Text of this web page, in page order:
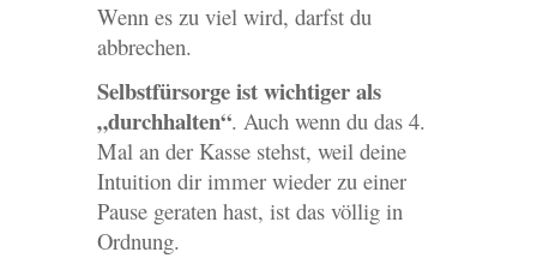
Wenn es zu viel wird, darfst du
abbrechen.
Selbstfürsorge ist wichtiger als
„durchhalten“. Auch wenn du das 4.
Mal an der Kasse stehst, weil deine
Intuition dir immer wieder zu einer
Pause geraten hast, ist das völlig in
Ordnung.